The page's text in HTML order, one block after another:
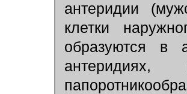
антеридии
клетки
образуются в